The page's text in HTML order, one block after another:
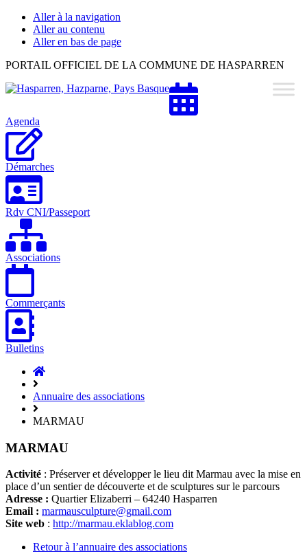
Aller à la navigation
Aller au contenu
Aller en bas de page
Hasparren,
Pays
PORTAIL OFFICIEL DE LA COMMUNE DE HASPARREN
Agenda
Démarches
Rdv CNI/Passeport
Associations
Commerçants
Bulletins
Accueil
Annuaire des associations
MARMAU
MARMAU
Activité : Préserver et développer le lieu dit Marmau avec la mise en
place d’un sentier de découverte et de sculptures sur le parcours
Adresse : Quartier Elizaberri – 64240 Hasparren
Email : marmausculpture@gmail.com
Site web : http://marmau.eklablog.com
Retour à l’annuaire des associations